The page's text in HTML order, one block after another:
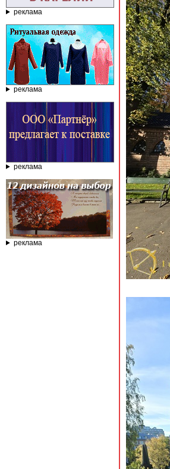
реклама
реклама
реклама
реклама